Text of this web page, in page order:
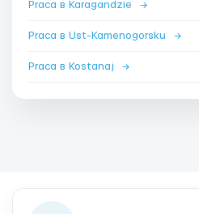
Praca в Karagandzie →
Praca в Ust-Kamenogorsku →
Praca в Kostanaj →